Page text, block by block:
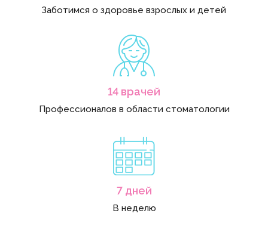
Заботимся о здоровье взрослых и детей
14 врачей
Профессионалов в области стоматологии
7 дней
В неделю